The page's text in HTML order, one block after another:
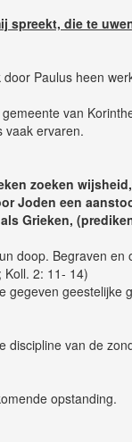
spreekt, die te
Paulus heen
van
vaak ervaren.
zoeken wijsheid,
Joden een
Grieken,
doop. Begraven en
Koll. 2: 11- 14)
gegeven geestelijke
discipline van de
opstanding.